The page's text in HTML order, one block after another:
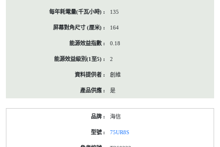
135
164
0.18
2
創維
是
海信
75UR8S